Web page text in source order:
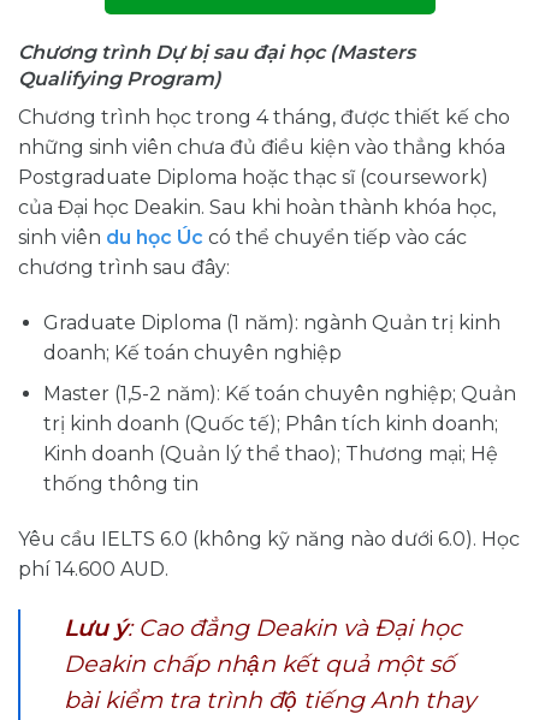
Chương trình Dự bị sau đại học (Masters
Qualifying Program)
Chương trình học trong 4 tháng, được thiết kế cho
những sinh viên chưa đủ điều kiện vào thẳng khóa
Postgraduate Diploma hoặc thạc sĩ (coursework)
của Đại học Deakin. Sau khi hoàn thành khóa học,
sinh viên du học Úc có thể chuyển tiếp vào các
chương trình sau đây:
Graduate Diploma (1 năm): ngành Quản trị kinh
doanh; Kế toán chuyên nghiệp
Master (1,5-2 năm): Kế toán chuyên nghiệp; Quản
trị kinh doanh (Quốc tế); Phân tích kinh doanh;
Kinh doanh (Quản lý thể thao); Thương mại; Hệ
thống thông tin
Yêu cầu IELTS 6.0 (không kỹ năng nào dưới 6.0). Học
phí 14.600 AUD.
Lưu ý: Cao đẳng Deakin và Đại học
Deakin chấp nhận kết quả một số
bài kiểm tra trình độ tiếng Anh thay